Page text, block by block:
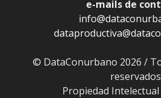
e-mails de
© DataConurbano 2026 /
reservados
Propiedad